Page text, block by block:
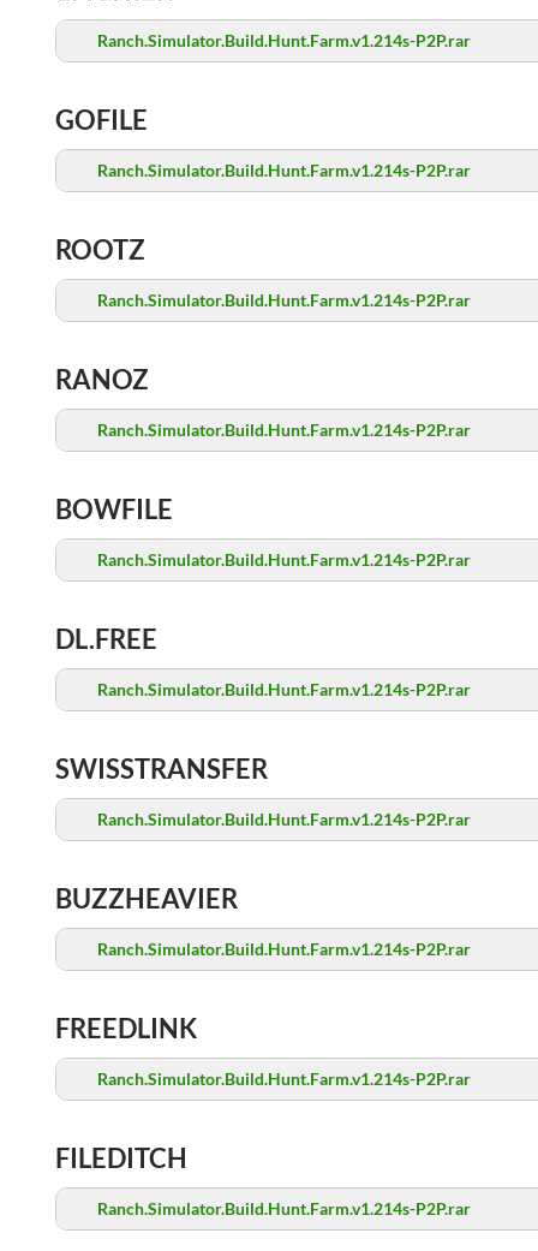
Ranch.Simulator.Build.Hunt.Farm.v1.214s-P2P.rar
GOFILE
Ranch.Simulator.Build.Hunt.Farm.v1.214s-P2P.rar
ROOTZ
Ranch.Simulator.Build.Hunt.Farm.v1.214s-P2P.rar
RANOZ
Ranch.Simulator.Build.Hunt.Farm.v1.214s-P2P.rar
BOWFILE
Ranch.Simulator.Build.Hunt.Farm.v1.214s-P2P.rar
DL.FREE
Ranch.Simulator.Build.Hunt.Farm.v1.214s-P2P.rar
SWISSTRANSFER
Ranch.Simulator.Build.Hunt.Farm.v1.214s-P2P.rar
BUZZHEAVIER
Ranch.Simulator.Build.Hunt.Farm.v1.214s-P2P.rar
FREEDLINK
Ranch.Simulator.Build.Hunt.Farm.v1.214s-P2P.rar
FILEDITCH
Ranch.Simulator.Build.Hunt.Farm.v1.214s-P2P.rar